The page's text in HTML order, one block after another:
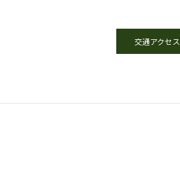
交通アクセス